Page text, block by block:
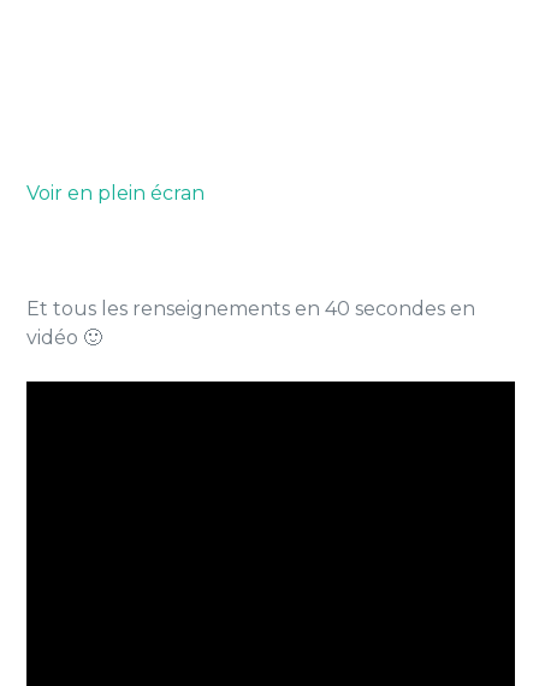
Voir en plein écran
Et tous les renseignements en 40 secondes en
vidéo 🙂